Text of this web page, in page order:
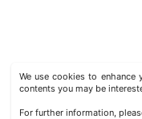
We use cookies to enhance
contents you may be
For further information,